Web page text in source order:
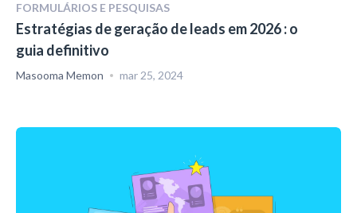
FORMULÁRIOS E PESQUISAS
Estratégias de geração de leads em 2026 : o
guia definitivo
Masooma Memon mar 25, 2024